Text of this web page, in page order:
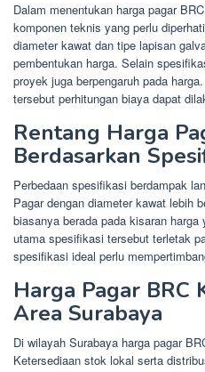
Dalam menentukan harga pagar
komponen teknis yang perlu
diameter kawat dan tipe lapisan
pembentukan harga. Selain
proyek juga berpengaruh pada
tersebut perhitungan biaya dapat
Rentang Harga
Berdasarkan
Perbedaan spesifikasi berdampak
Pagar dengan diameter kawat lebih
biasanya berada pada kisaran
utama spesifikasi tersebut terletak
spesifikasi ideal perlu
Harga Pagar
Area Surabaya
Di wilayah Surabaya harga pagar
Ketersediaan stok lokal serta